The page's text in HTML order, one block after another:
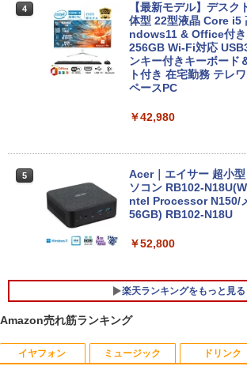
｜最大180日保証｜
古ノートパソコン
き｜15.6型 テンキー付
ンWindows11 第8世代
｜パソコン｜PC｜中古
￥29,800
付きノートパソコン 初
s11 初期設定済 Webカ
キーボード 14.1型
8GB SSD1TB(最大) 大
4
【最新モデル】デスク
体型 22型液晶 Core i5
ndows11 & Office付き
256GB Wi-Fi対応
ンキー付きキーボード
ト付き 在宅勤務 テレ
ペースPC
￥42,980
5
Acer｜エイサー 超小
ソコン RB102-
ntel Processor N150/
56GB) RB102-N18U
￥52,800
楽天ランキングをもっと見る
1
R090-DELL E2220H
1
アンダーニンジャ（18
Amazon売れ筋ランキング
イヤフォン ミュージック ドリンク